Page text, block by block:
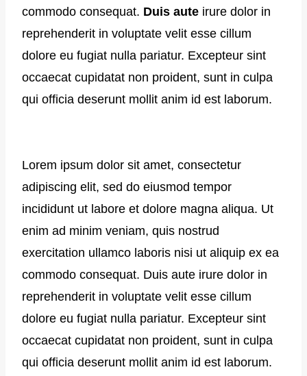
commodo consequat. Duis aute irure dolor in
reprehenderit in voluptate velit esse cillum
dolore eu fugiat nulla pariatur. Excepteur sint
occaecat cupidatat non proident, sunt in culpa
qui officia deserunt mollit anim id est laborum.
Lorem ipsum dolor sit amet, consectetur
adipiscing elit, sed do eiusmod tempor
incididunt ut labore et dolore magna aliqua. Ut
enim ad minim veniam, quis nostrud
exercitation ullamco laboris nisi ut aliquip ex ea
commodo consequat. Duis aute irure dolor in
reprehenderit in voluptate velit esse cillum
dolore eu fugiat nulla pariatur. Excepteur sint
occaecat cupidatat non proident, sunt in culpa
qui officia deserunt mollit anim id est laborum.